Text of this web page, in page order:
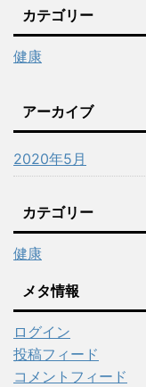
カテゴリー
健康
アーカイブ
2020年5月
カテゴリー
健康
メタ情報
ログイン
投稿フィード
コメントフィード